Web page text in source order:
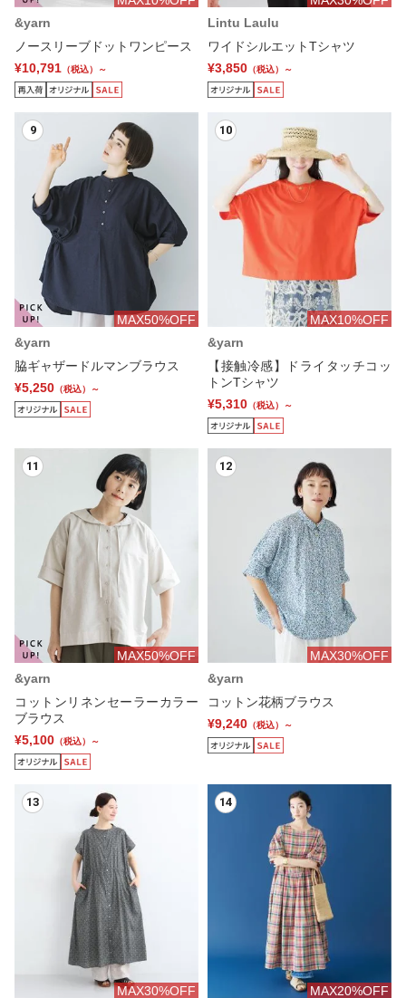
&yarn
ノースリーブドットワンピース
¥10,791 （税込）～
Lintu Laulu
ワイドシルエットTシャツ
¥3,850 （税込）～
9
MAX50%OFF
&yarn
脇ギャザードルマンブラウス
¥5,250 （税込）～
10
MAX10%OFF
&yarn
【接触冷感】ドライタッチコッ
トンTシャツ
¥5,310 （税込）～
11
MAX50%OFF
&yarn
コットンリネンセーラーカラー
ブラウス
¥5,100 （税込）～
12
MAX30%OFF
&yarn
コットン花柄ブラウス
¥9,240 （税込）～
13
MAX30%OFF
14
MAX20%OFF